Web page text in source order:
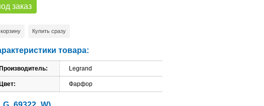
заказ
Купить сразу
товара:
Производитель: Legrand
Цвет: Фарфор